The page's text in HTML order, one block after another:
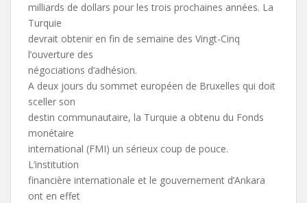
milliards de dollars pour les trois prochaines années. La
Turquie
devrait obtenir en fin de semaine des Vingt-Cinq
l’ouverture des
négociations d’adhésion.
A deux jours du sommet européen de Bruxelles qui doit
sceller son
destin communautaire, la Turquie a obtenu du Fonds
monétaire
international (FMI) un sérieux coup de pouce.
L’institution
financière internationale et le gouvernement d’Ankara
ont en effet